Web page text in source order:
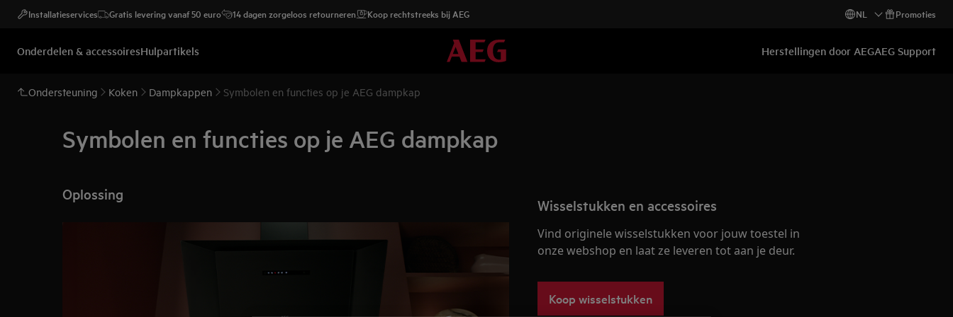
Installatieservices Gratis levering vanaf 50 euro 14 dagen zorgeloos retourneren Koop rechtstreeks bij AEG NL Promoties
Onderdelen & accessoiresHulpartikels Herstellingen door AEGAEG Support
Ondersteuning Koken Dampkappen Symbolen en functies op je AEG dampkap
Symbolen en functies op je AEG dampkap
Oplossing
Wisselstukken en accessoires
Vind originele wisselstukken voor jouw toestel in
onze webshop en laat ze leveren tot aan je deur.
Koop wisselstukken